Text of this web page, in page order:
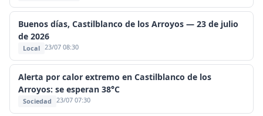
Buenos días, Castilblanco de los Arroyos — 23 de julio
de 2026
Local 23/07 08:30
Alerta por calor extremo en Castilblanco de los
Arroyos: se esperan 38°C
Sociedad 23/07 07:30